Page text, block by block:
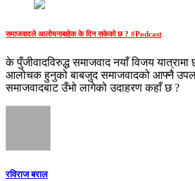
समाजवादले आलोचनाबाहेक के दिन सकेको छ ? #Podcast
के पुँजीवादविरुद्ध समाजवाद नयाँ विजय
आलोचक हुनुको बाबजुद समाजवादको आफ्नै
समाजवादबाट उँभो लागेको उदाहरण कहाँ छ ?
रविराज बराल